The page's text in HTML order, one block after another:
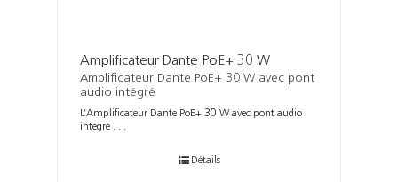
Amplificateur Dante PoE+ 30 W
Amplificateur Dante PoE+ 30 W avec pont
audio intégré
L’Amplificateur Dante PoE+ 30 W avec pont audio
intégré . . .
Détails